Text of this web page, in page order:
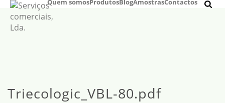
Quem somosProdutosBlogAmostrasContactos
Triecologic_VBL-80.pdf